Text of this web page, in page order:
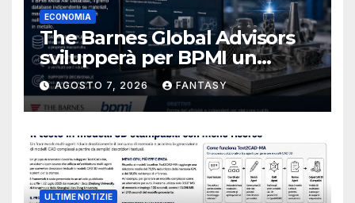
ECONOMIA
The Barnes Global Advisors
svilupperà per BPMI un
database per la stampa 3D
metallica destinata alla filiera
navale statunitense
AGOSTO 7, 2026 FANTASY
ULTIME NOTIZIE